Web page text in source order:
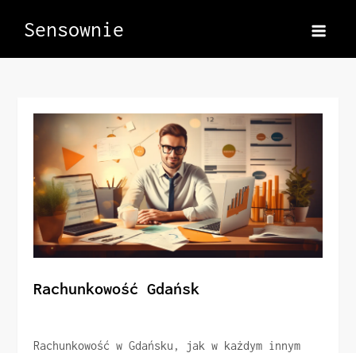
Sensownie
Rachunkowość Gdańsk
Rachunkowość w Gdańsku, jak w każdym innym